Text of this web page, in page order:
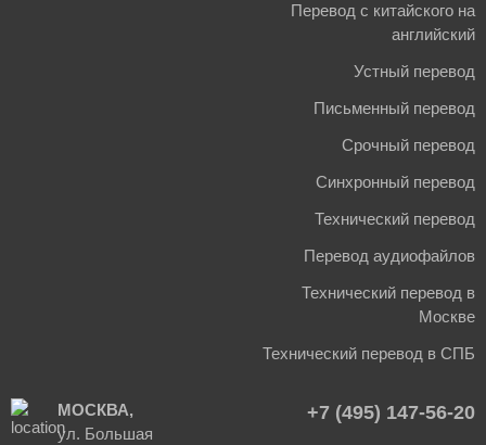
Перевод с китайского на
английский
Устный перевод
Письменный перевод
Срочный перевод
Синхронный перевод
Технический перевод
Перевод аудиофайлов
Технический перевод в
Москве
Технический перевод в СПБ
МОСКВА,
ул. Большая
+7 (495) 147-56-20